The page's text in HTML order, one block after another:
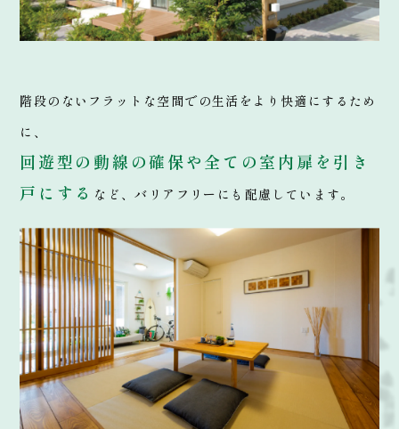
階段のないフラットな空間での生活をより快適にするため
に、
回遊型の動線の確保や全ての室内扉を引き
戸にする など、バリアフリーにも配慮しています。